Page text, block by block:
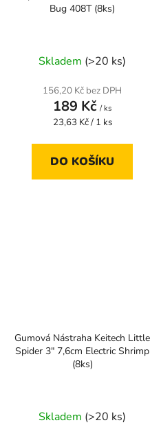
Bug 408T (8ks)
Skladem (>20 ks)
156,20 Kč bez DPH
189 Kč / ks
Měrná
23,63 Kč / 1 ks
DO KOŠÍKU
Gumová Nástraha Keitech Little
Spider 3" 7,6cm Electric Shrimp
(8ks)
Skladem (>20 ks)